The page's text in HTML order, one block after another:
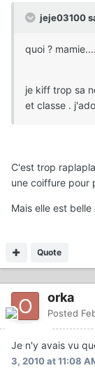
jeje03100
quoi ?
je kiff trop sa
et classe .
C'est trop
une coiffure pour
Mais elle est
Quote
orka
Posted
Je n'y avais vu
3, 2010 at 11:08